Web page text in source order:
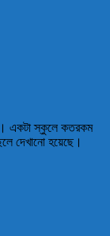
একটা স্কুলে কতরকম
দেখানো হয়েছে।